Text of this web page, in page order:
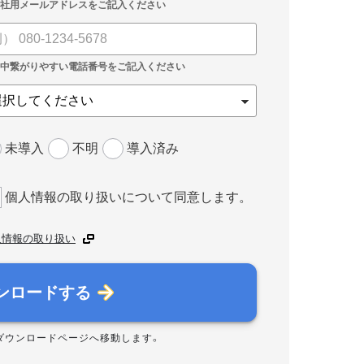
未導入 不明 導入済み
個人情報の取り扱いについて同意します。
報の取り扱い
ロードする
ウンロードページへ移動します。